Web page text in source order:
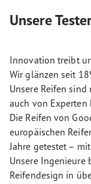
Unsere
Innovation treibt
Wir glänzen seit
Unsere Reifen
auch von
Die Reifen von
europäischen
Jahre getestet –
Unsere Ingenieure
Reifendesign in